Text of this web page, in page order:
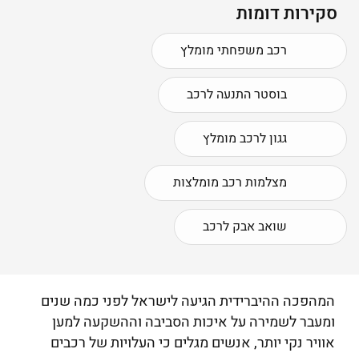
סקירות דומות
רכב משפחתי מומלץ
בוסטר התנעה לרכב
גגון לרכב מומלץ
מצלמות רכב מומלצות
שואב אבק לרכב
המהפכה ההיברידית הגיעה לישראל לפני כמה שנים
ומעבר לשמירה על איכות הסביבה וההשקעה למען
אוויר נקי יותר, אנשים מגלים כי העלויות של רכבים